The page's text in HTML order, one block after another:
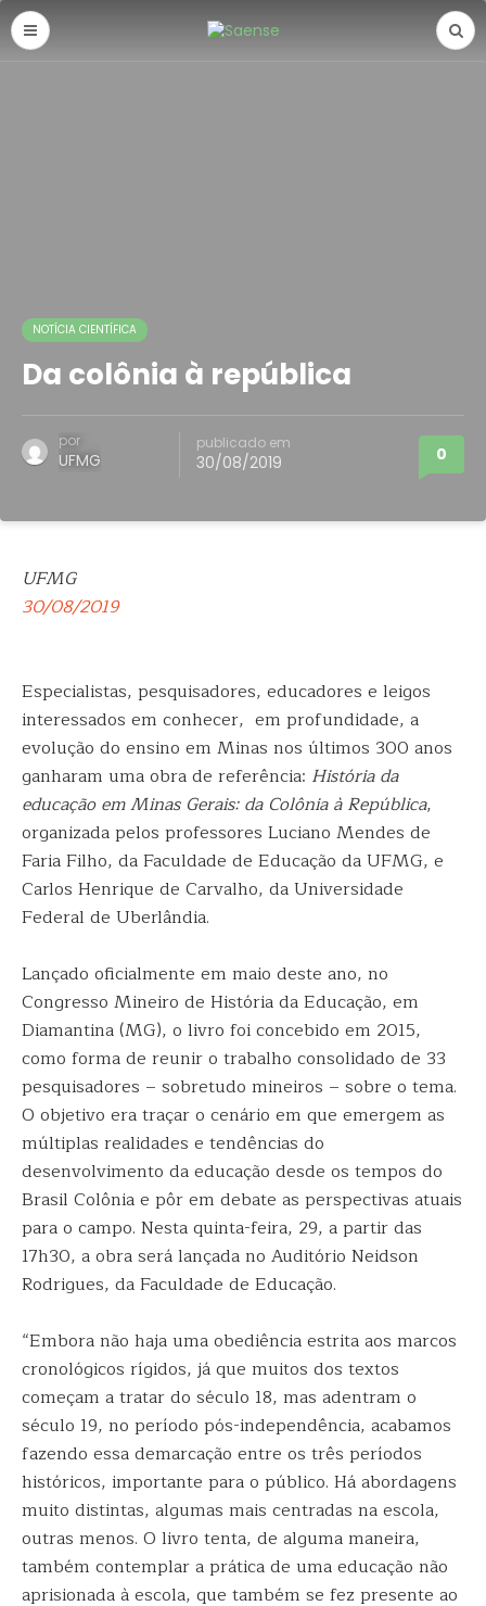
NOTÍCIA CIENTÍFICA
Da colônia à república
por
UFMG
publicado em
30/08/2019 0
UFMG
30/08/2019
Especialistas, pesquisadores, educadores e leigos
interessados em conhecer, em profundidade, a
evolução do ensino em Minas nos últimos 300 anos
ganharam uma obra de referência: História da
educação em Minas Gerais: da Colônia à República,
organizada pelos professores Luciano Mendes de
Faria Filho, da Faculdade de Educação da UFMG, e
Carlos Henrique de Carvalho, da Universidade
Federal de Uberlândia.
Lançado oficialmente em maio deste ano, no
Congresso Mineiro de História da Educação, em
Diamantina (MG), o livro foi concebido em 2015,
como forma de reunir o trabalho consolidado de 33
pesquisadores – sobretudo mineiros – sobre o tema.
O objetivo era traçar o cenário em que emergem as
múltiplas realidades e tendências do
desenvolvimento da educação desde os tempos do
Brasil Colônia e pôr em debate as perspectivas atuais
para o campo. Nesta quinta-feira, 29, a partir das
17h30, a obra será lançada no Auditório Neidson
Rodrigues, da Faculdade de Educação.
“Embora não haja uma obediência estrita aos marcos
cronológicos rígidos, já que muitos dos textos
começam a tratar do século 18, mas adentram o
século 19, no período pós-independência, acabamos
fazendo essa demarcação entre os três períodos
históricos, importante para o público. Há abordagens
muito distintas, algumas mais centradas na escola,
outras menos. O livro tenta, de alguma maneira,
também contemplar a prática de uma educação não
aprisionada à escola, que também se fez presente ao